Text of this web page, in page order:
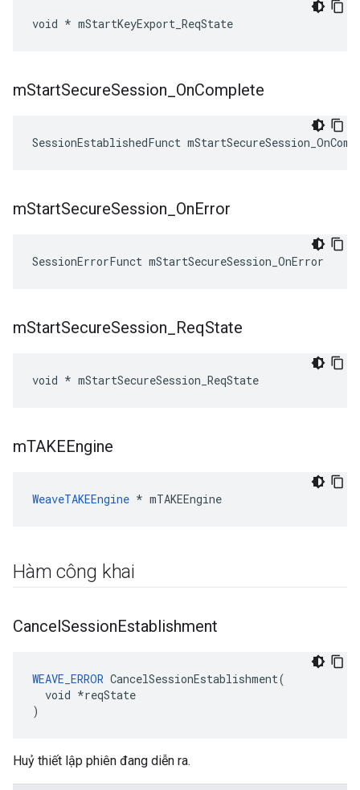
void * mStartKeyExport_ReqState
mStartSecureSession OnComplete
SessionEstablishedFunct
mStartSecureSession OnError
SessionErrorFunct mStartSecureSession_OnError
mStartSecureSession ReqState
void * mStartSecureSession_ReqState
mTAKEEngine
WeaveTAKEEngine * mTAKEEngine
Hàm công khai
CancelSessionEstablishment
WEAVE_ERROR CancelSessionEstablishment(
  void *reqState
)
Huỷ thiết lập phiên đang diễn ra.